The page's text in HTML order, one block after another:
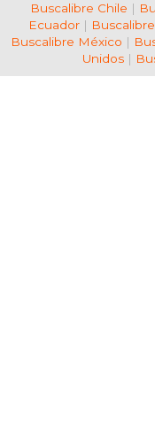
Buscalibre Chile |
Ecuador|
Buscalibre México |
Unidos|